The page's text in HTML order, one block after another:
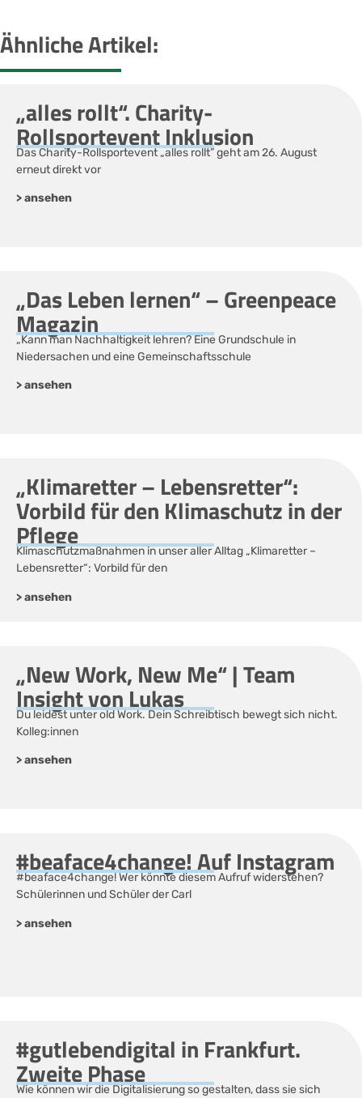
Ähnliche Artikel:
„alles rollt“. Charity-
Rollsportevent Inklusion
Das Charity-Rollsportevent „alles rollt” geht am 26. August
erneut direkt vor
> ansehen
„Das Leben lernen“ – Greenpeace
Magazin
„Kann man Nachhaltigkeit lehren? Eine Grundschule in
Niedersachen und eine Gemeinschaftsschule
> ansehen
„Klimaretter – Lebensretter“:
Vorbild für den Klimaschutz in der
Pflege
Klimaschutzmaßnahmen in unser aller Alltag „Klimaretter –
Lebensretter“: Vorbild für den
> ansehen
„New Work, New Me“ | Team
Insight von Lukas
Du leidest unter old Work. Dein Schreibtisch bewegt sich nicht.
Kolleg:innen
> ansehen
#beaface4change! Auf Instagram
#beaface4change! Wer könnte diesem Aufruf widerstehen?
Schülerinnen und Schüler der Carl
> ansehen
#gutlebendigital in Frankfurt.
Zweite Phase
Wie können wir die Digitalisierung so gestalten, dass sie sich